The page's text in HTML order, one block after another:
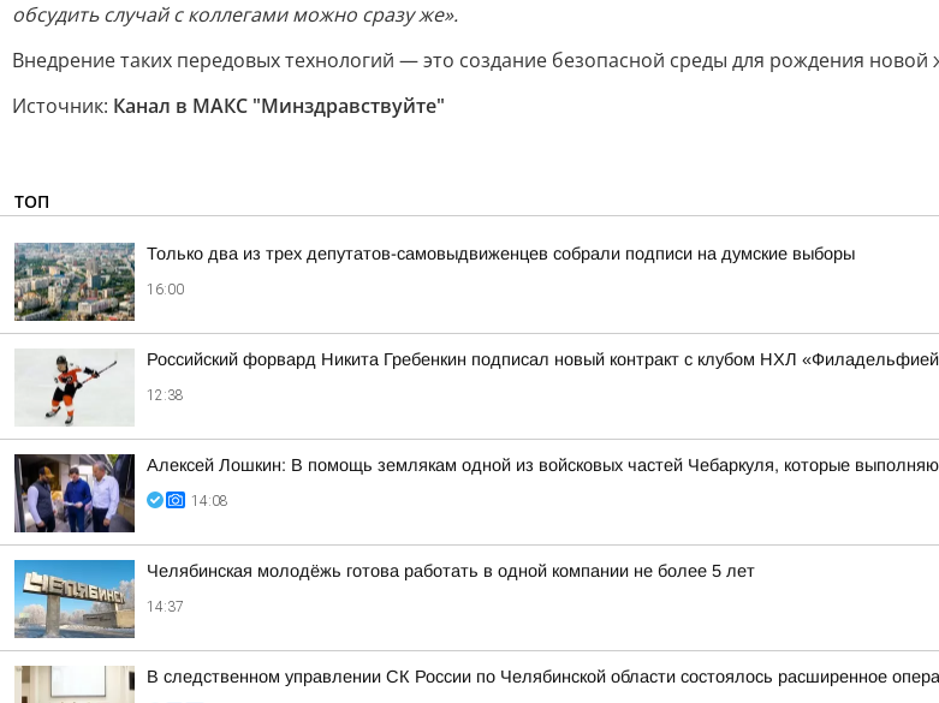
обсудить случай с коллегами можно сразу же».
Внедрение таких передовых технологий — это создание безопасной среды для рождения
Источник: Канал в МАКС "Минздравствуйте"
ТОП
Только два из трех депутатов-самовыдвиженцев собрали подписи на думские выборы
16:00
Российский форвард Никита Гребенкин подписал новый контракт с клубом НХЛ
12:38
Алексей Лошкин: В помощь землякам одной из войсковых частей Чебаркуля, которые
14:08
Челябинская молодёжь готова работать в одной компании не более 5 лет
14:37
В следственном управлении СК России по Челябинской области состоялось расширенное